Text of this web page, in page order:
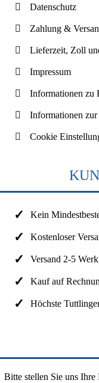
Datenschutz
Zahlung &
Lieferzeit, Zoll
Impressum
Informationen zu
Informationen
Cookie
Kein
Kostenloser
Versand 2-5
Kauf auf
Höchste
Bitte stellen Sie uns